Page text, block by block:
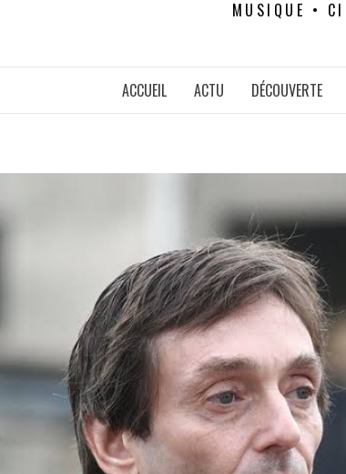
MUSIQUE •
ACCUEIL ACTU DÉCOUVERTE